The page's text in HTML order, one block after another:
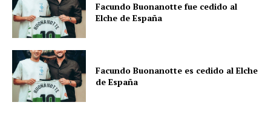
Facundo Buonanotte fue cedido al
Elche de España
Facundo Buonanotte es cedido al Elche
de España